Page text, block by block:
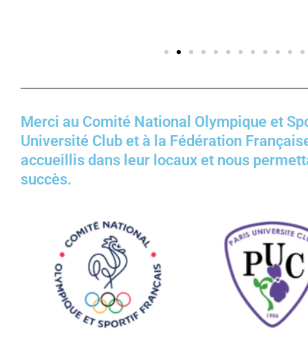
Merci au Comité National Olympique et
Université Club et à la Fédération
accueillis dans leur locaux et nous
succès.